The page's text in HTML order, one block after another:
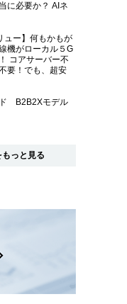
に必要か？ AIネ
ュー】何もかもが
機がローカル５G
コアサーバー不
要！でも、超安
B2B2Xモデル
っと見る